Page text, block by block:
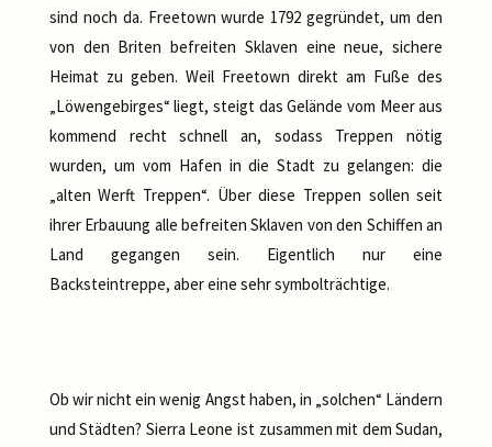
sind noch da. Freetown wurde 1792 gegründet, um den
von den Briten befreiten Sklaven eine neue, sichere
Heimat zu geben. Weil Freetown direkt am Fuße des
„Löwengebirges“ liegt, steigt das Gelände vom Meer aus
kommend recht schnell an, sodass Treppen nötig
wurden, um vom Hafen in die Stadt zu gelangen: die
„alten Werft Treppen“. Über diese Treppen sollen seit
ihrer Erbauung alle befreiten Sklaven von den Schiffen an
Land gegangen sein. Eigentlich nur eine
Backsteintreppe, aber eine sehr symbolträchtige.
Ob wir nicht ein wenig Angst haben, in „solchen“ Ländern
und Städten? Sierra Leone ist zusammen mit dem Sudan,